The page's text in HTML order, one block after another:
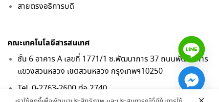
สายตรงอธิการบดี
คณะเทคโนโลยีสารสนเทศ
ชั้น 6 อาคาร A เลขที่ 1771/1 ซ.พัฒนาการ 37 ถนนพัฒนาการ
แขวงสวนหลวง เขตสวนหลวง กรุงเทพฯ10250
Tel. 0-2763-2600 ต่อ 2740